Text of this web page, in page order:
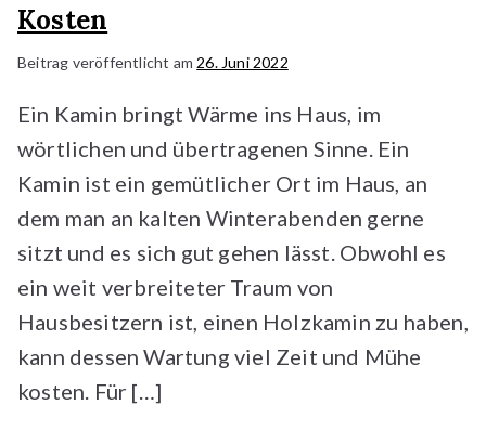
Kosten
Beitrag veröffentlicht am 26. Juni 2022
Ein Kamin bringt Wärme ins Haus, im
wörtlichen und übertragenen Sinne. Ein
Kamin ist ein gemütlicher Ort im Haus, an
dem man an kalten Winterabenden gerne
sitzt und es sich gut gehen lässt. Obwohl es
ein weit verbreiteter Traum von
Hausbesitzern ist, einen Holzkamin zu haben,
kann dessen Wartung viel Zeit und Mühe
kosten. Für […]